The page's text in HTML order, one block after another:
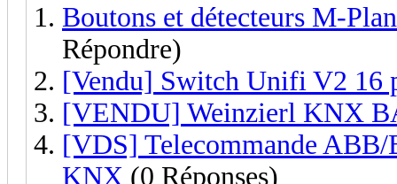
Boutons et détecteurs M-
Répondre)
[Vendu] Switch Unifi V2 16
[VENDU] Weinzierl KNX
[VDS] Telecommande ABB/
KNX (0 Réponses)